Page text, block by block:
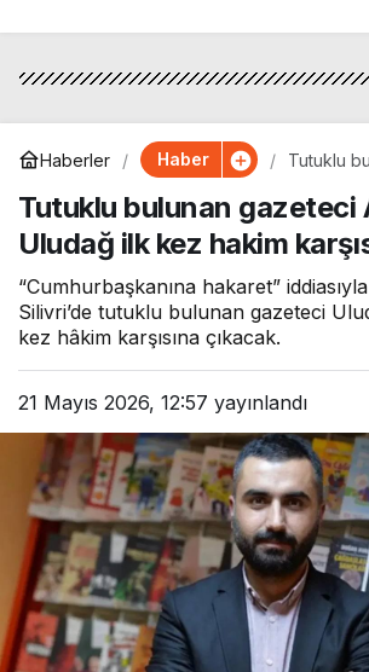
Haberler Haber
Tutuklu
karşısına
Tutuklu bulunan gazeteci
Uludağ ilk kez hakim
“Cumhurbaşkanına hakaret”
Silivri’de tutuklu bulunan gazeteci
kez hâkim karşısına çıkacak.
21 Mayıs 2026, 12:57 yayınlandı